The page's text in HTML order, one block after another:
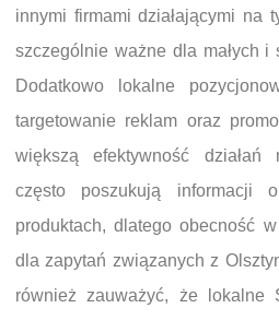
innymi firmami działającymi na
szczególnie ważne dla małych i
Dodatkowo lokalne
targetowanie reklam oraz
większą efektywność działań
często poszukują informacji
produktach, dlatego obecność
dla zapytań związanych z
również zauważyć, że lokalne